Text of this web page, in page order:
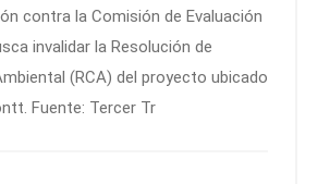
contra la Comisión de Evaluación
invalidar la Resolución de
(RCA) del proyecto ubicado
Fuente: Tercer Tr